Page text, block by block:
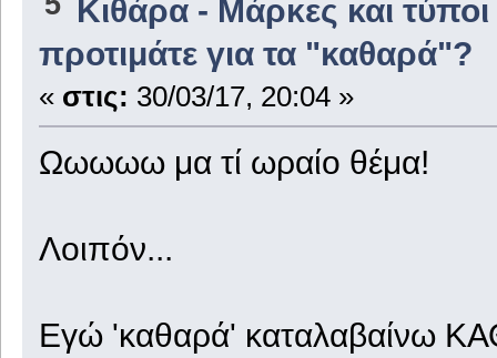
Κιθάρα - Μάρκες και τύποι
προτιμάτε για τα "καθαρά"?
« στις: 30/03/17, 20:04 »
Ωωωωω μα τί ωραίο θέμα!
Λοιπόν...
Εγώ 'καθαρά' καταλαβαίνω